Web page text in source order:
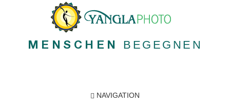
MENSCHEN BEGEGNEN
NAVIGATION